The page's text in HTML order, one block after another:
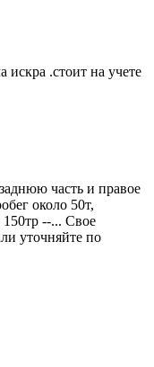
искра .стоит на учете
часть и правое
около 50т,
--... Свое
уточняйте по